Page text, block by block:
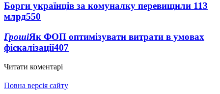
Борги українців за комуналку перевищили 113
млрд550
ГрошіЯк ФОП оптимізувати витрати в умовах
фіскалізації407
Читати коментарі
Повна версія сайту